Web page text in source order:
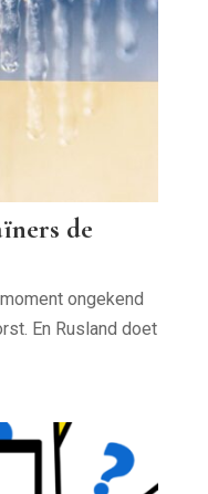
de
ongekend
En Rusland doet